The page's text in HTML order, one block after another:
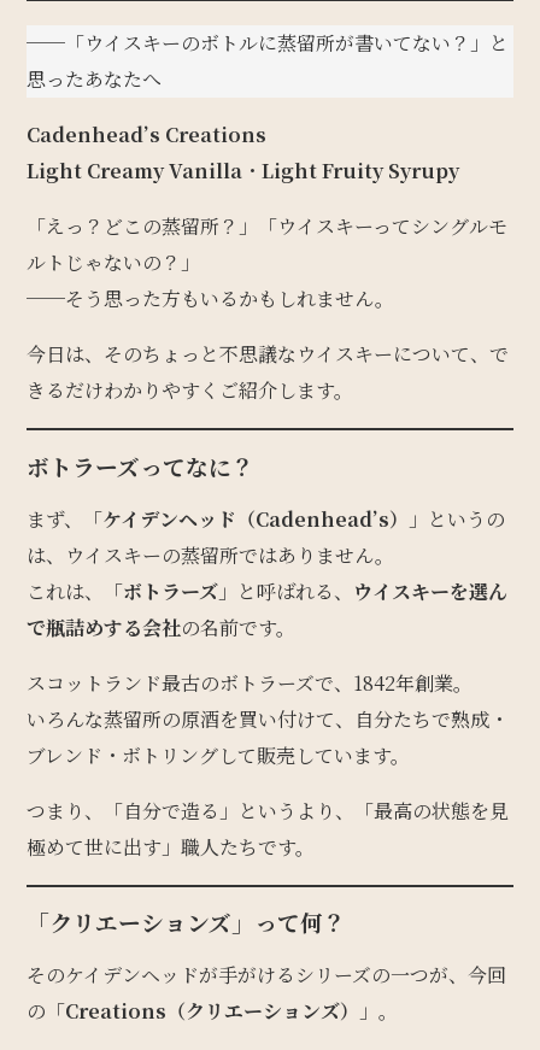
──「ウイスキーのボトルに蒸留所が書いてない？」と
思ったあなたへ
Cadenhead’s Creations
Light Creamy Vanilla ・Light Fruity Syrupy
「えっ？どこの蒸留所？」「ウイスキーってシングルモ
ルトじゃないの？」
──そう思った方もいるかもしれません。
今日は、そのちょっと不思議なウイスキーについて、で
きるだけわかりやすくご紹介します。
ボトラーズってなに？
まず、「ケイデンヘッド（Cadenhead’s）
」というの
は、ウイスキーの蒸留所ではありません。
これは、「ボトラーズ 」と呼ばれる、 ウイスキーを選ん
で瓶詰めする会社の名前です。
スコットランド最古のボトラーズで、1842年創業。
いろんな蒸留所の原酒を買い付けて、自分たちで熟成・
ブレンド・ボトリングして販売しています。
つまり、「自分で造る」というより、「最高の状態を見
極めて世に出す」職人たちです。
「クリエーションズ」って何？
そのケイデンヘッドが手がけるシリーズの一つが、今回
の「Creations（クリエーションズ）
」。